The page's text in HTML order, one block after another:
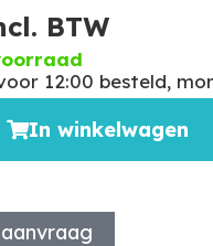
BTW
12:00 besteld,
In winkelwagen